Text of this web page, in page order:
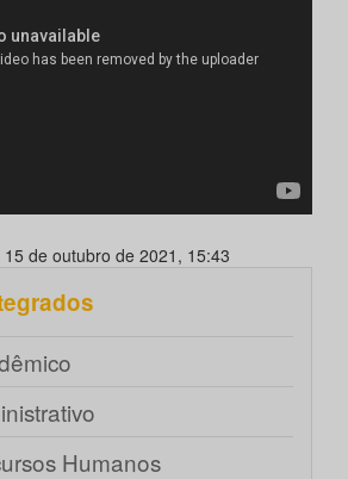
de outubro de 2021, 15:43
Humanos